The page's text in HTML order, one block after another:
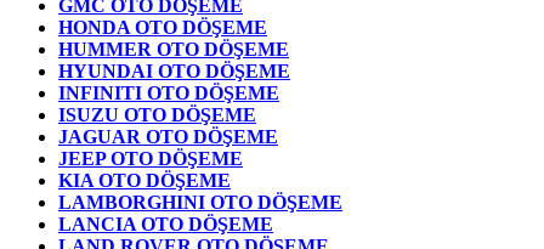
GMC OTO DÖŞEME
HONDA OTO DÖŞEME
HUMMER OTO DÖŞEME
HYUNDAI OTO DÖŞEME
INFINITI OTO DÖŞEME
ISUZU OTO DÖŞEME
JAGUAR OTO DÖŞEME
JEEP OTO DÖŞEME
KIA OTO DÖŞEME
LAMBORGHINI OTO DÖŞEME
LANCIA OTO DÖŞEME